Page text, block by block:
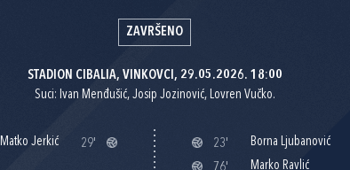
ZAVRŠENO
STADION CIBALIA, VINKOVCI, 29.05.2026. 18:00
Suci: Ivan Menđušić, Josip Jozinović, Lovren Vučko.
Matko Jerkić 29' 23'
Borna Ljubanović
Marko Ravlić